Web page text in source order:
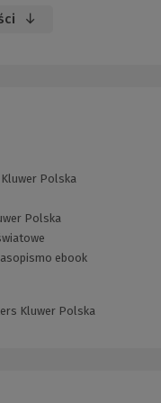
Polska
Polska
ebook
Kluwer Polska